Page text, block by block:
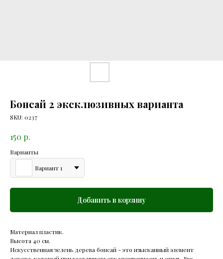
Бонсай 2 эксклюзивных варианта
SKU: 0237
150 р.
Варианты
Вариант 1
Добавить в корзину
Материал пластик.
Высота 40 см.
Искусственная зелень дерева бонсай - это изысканный элемент